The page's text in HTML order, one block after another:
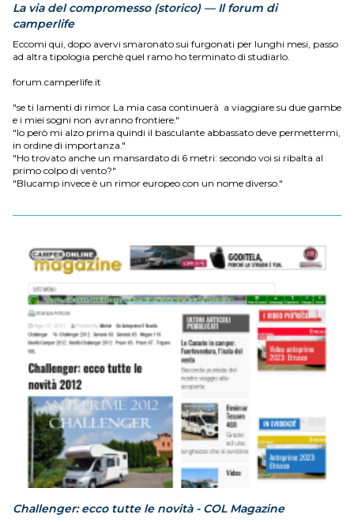
La via del compromesso (storico) — Il forum di
camperlife
Eccomi qui, dopo avervi smaronato sui furgonati per lunghi mesi, passo
ad altra tipologia perchè quel ramo ho terminato di studiarlo.
forum.camperlife.it
"se ti lamenti di rimor La mia casa continuerà a viaggiare su due gambe
e i miei sogni non avranno frontiere."
"Io però mi alzo prima quindi il basculante abbassato deve permettermi,
in ordine di importanza."
"Ho trovato anche un mansardato di 6 metri: secondo voi si ribalta al
primo colpo di vento?"
"Blucamp invece è un rimor europeo con un nome diverso."
Challenger: ecco tutte le novità - COL Magazine